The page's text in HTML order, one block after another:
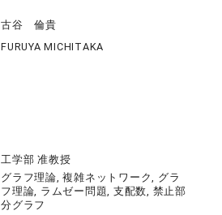
古谷 倫貴
FURUYA MICHITAKA
工学部 准教授
グラフ理論, 複雑ネットワーク, グラ
フ理論, ラムゼー問題, 支配数, 禁止部
分グラフ